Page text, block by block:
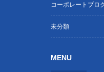
コーポレートブロ
未分類
MENU